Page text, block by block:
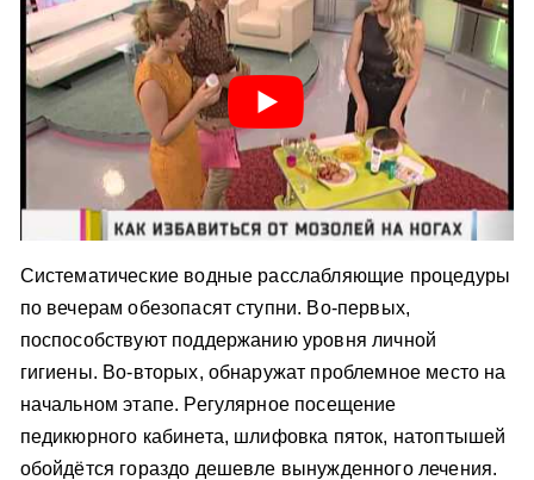
Систематические водные расслабляющие процедуры
по вечерам обезопасят ступни. Во-первых,
поспособствуют поддержанию уровня личной
гигиены. Во-вторых, обнаружат проблемное место на
начальном этапе. Регулярное посещение
педикюрного кабинета, шлифовка пяток, натоптышей
обойдётся гораздо дешевле вынужденного лечения.